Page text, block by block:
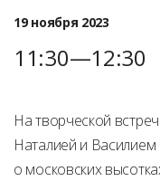
19 ноября 2023
11:30—12:30
На творческой
Наталией и
о московских